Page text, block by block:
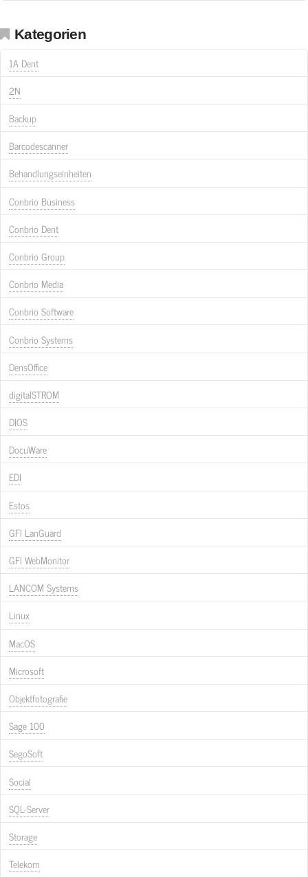
Kategorien
1A Dent
2N
Backup
Barcodescanner
Behandlungseinheiten
Conbrio Business
Conbrio Dent
Conbrio Group
Conbrio Media
Conbrio Software
Conbrio Systems
DensOffice
digitalSTROM
DIOS
DocuWare
EDI
Estos
GFI LanGuard
GFI WebMonitor
LANCOM Systems
Linux
MacOS
Microsoft
Objektfotografie
Sage 100
SegoSoft
Social
SQL-Server
Storage
Telekom